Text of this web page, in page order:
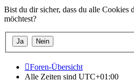
Bist du dir sicher, dass du alle Cookies
möchtest?
Foren-Übersicht
Alle Zeiten sind UTC+01:00